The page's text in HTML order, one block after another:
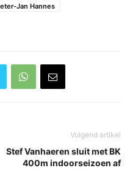
Jan Hannes
Volgend artikel
Stef Vanhaeren sluit met BK
400m indoorseizoen af